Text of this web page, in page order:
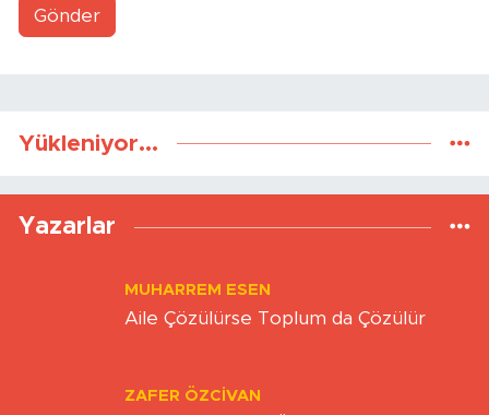
Gönder
Yükleniyor...
Yazarlar
MUHARREM ESEN
Aile Çözülürse Toplum da Çözülür
ZAFER ÖZCIVAN